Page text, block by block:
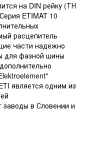
на DIN рейку (ТН
ETIMAT 10
расцепитель
части надежно
для фазной шины
является одним из
заводы в Словении и